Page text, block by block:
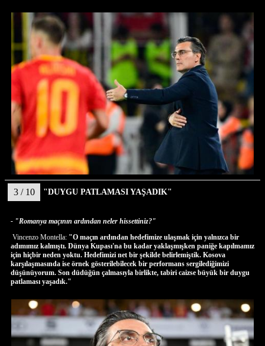
3 / 10 "DUYGU PATLAMASI YAŞADIK"
- "Romanya maçının ardından neler hissettiniz?"
Vincenzo Montella: "O maçın ardından hedefimize ulaşmak için yalnızca bir
adımımız kalmıştı. Dünya Kupası'na bu kadar yaklaşmışken paniğe kapılmamız
için hiçbir neden yoktu. Hedefimizi net bir şekilde belirlemiştik. Kosova
karşılaşmasında ise örnek gösterilebilecek bir performans sergilediğimizi
düşünüyorum. Son düdüğün çalmasıyla birlikte, tabiri caizse büyük bir duygu
patlaması yaşadık."